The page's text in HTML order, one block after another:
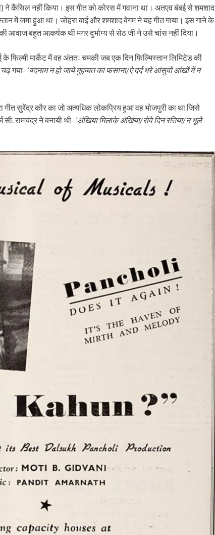
कैंसिल नहीं किया। इस गीत को कोरस में गवाना था। अतएव बंबई से शमशाद
में जमा हुआ था। जोहरा बाई और शमशाद बेगम ने यह गीत गाया। इस गाने के
आवाज बहुत आकर्षक थी मगर दुर्भाग्य से सेठ जी ने उसे चांस नहीं दिया।
फिल्मी मार्केट में वह अंततः चमकी जब एक दिन फिल्मिस्तान लिमिटेड की
चढ़ गया- ‘बदनाम न हो जाये मुहब्बत का फसाना/ऐ दर्द भरे आंसुवों आंखों में न
गीत सुरेंद्र कौर का जो अत्यधिक लोकप्रिय हुआ वह भोजपुरी का था जिसे
रामचंद्र ने बनायी थी- ‘अंखिया मिलाके अंखिया/रोवे दिन रतिया/न भूले